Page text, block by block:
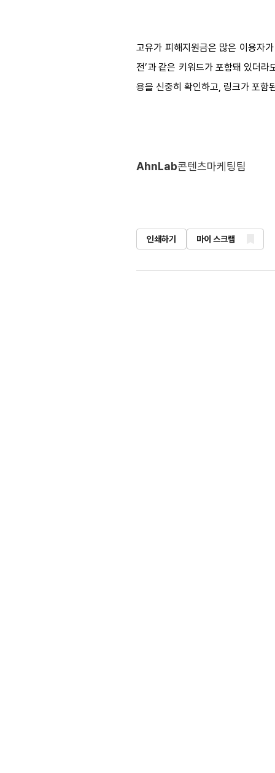
고유가 피해지원금은 많은 이용자가
전’과 같은 키워드가 포함돼 있더
용을 신중히 확인하고, 링크가 포함
AhnLab콘텐츠마케팅팀
인쇄하기 마이 스크랩